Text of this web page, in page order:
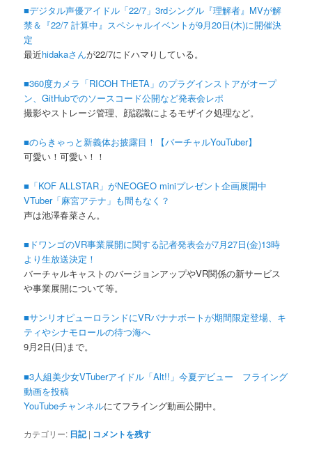
■デジタル声優アイドル「22/7」3rdシングル『理解者』MVが解
禁＆『22/7 計算中』スペシャルイベントが9月20日(木)に開催決
定
最近hidakaさんが22/7にドハマりしている。
■360度カメラ「RICOH THETA」のプラグインストアがオープ
ン、GitHubでのソースコード公開など発表会レポ
撮影やストレージ管理、顔認識によるモザイク処理など。
■のらきゃっと新義体お披露目！【バーチャルYouTuber】
可愛い！可愛い！！
■「KOF ALLSTAR」がNEOGEO miniプレゼント企画展開中
VTuber「麻宮アテナ」も間もなく？
声は池澤春菜さん。
■ドワンゴのVR事業展開に関する記者発表会が7月27日(金)13時
より生放送決定！
バーチャルキャストのバージョンアップやVR関係の新サービス
や事業展開について等。
■サンリオピューロランドにVRバナナボートが期間限定登場、キ
ティやシナモロールの待つ海へ
9月2日(日)まで。
■3人組美少女VTuberアイドル「Alt!!」今夏デビュー フライング
動画を投稿
YouTubeチャンネルにてフライング動画公開中。
カテゴリー: 日記 | コメントを残す